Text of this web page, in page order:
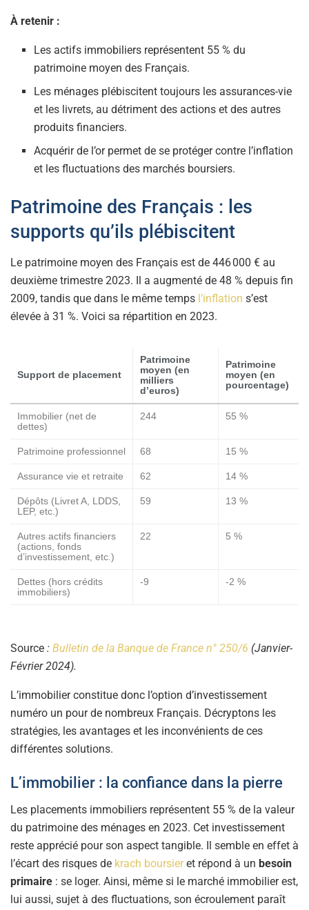
À retenir :
Les actifs immobiliers représentent 55 % du
patrimoine moyen des Français.
Les ménages plébiscitent toujours les assurances-vie
et les livrets, au détriment des actions et des autres
produits financiers.
Acquérir de l’or permet de se protéger contre l’inflation
et les fluctuations des marchés boursiers.
Patrimoine des Français : les
supports qu’ils plébiscitent
Le patrimoine moyen des Français est de 446 000 € au
deuxième trimestre 2023. Il a augmenté de 48 % depuis fin
2009, tandis que dans le même temps l’inflation s’est
élevée à 31 %. Voici sa répartition en 2023.
Support de placement
Patrimoine
moyen (en
milliers
d’euros)
Patrimoine
moyen (en
pourcentage)
Immobilier (net de
dettes)
244 55 %
Patrimoine professionnel 68 15 %
Assurance vie et retraite 62 14 %
Dépôts (Livret A, LDDS,
LEP, etc.)
59 13 %
Autres actifs financiers
(actions, fonds
d’investissement, etc.)
22 5 %
Dettes (hors crédits
immobiliers)
-9 -2 %
Source : Bulletin de la Banque de France n° 250/6 (Janvier-
Février 2024).
L’immobilier constitue donc l’option d’investissement
numéro un pour de nombreux Français. Décryptons les
stratégies, les avantages et les inconvénients de ces
différentes solutions.
L’immobilier : la confiance dans la pierre
Les placements immobiliers représentent 55 % de la valeur
du patrimoine des ménages en 2023. Cet investissement
reste apprécié pour son aspect tangible. Il semble en effet à
l’écart des risques de krach boursieret répond à un besoin
primaire : se loger. Ainsi, même si le marché immobilier est,
lui aussi, sujet à des fluctuations, son écroulement paraît